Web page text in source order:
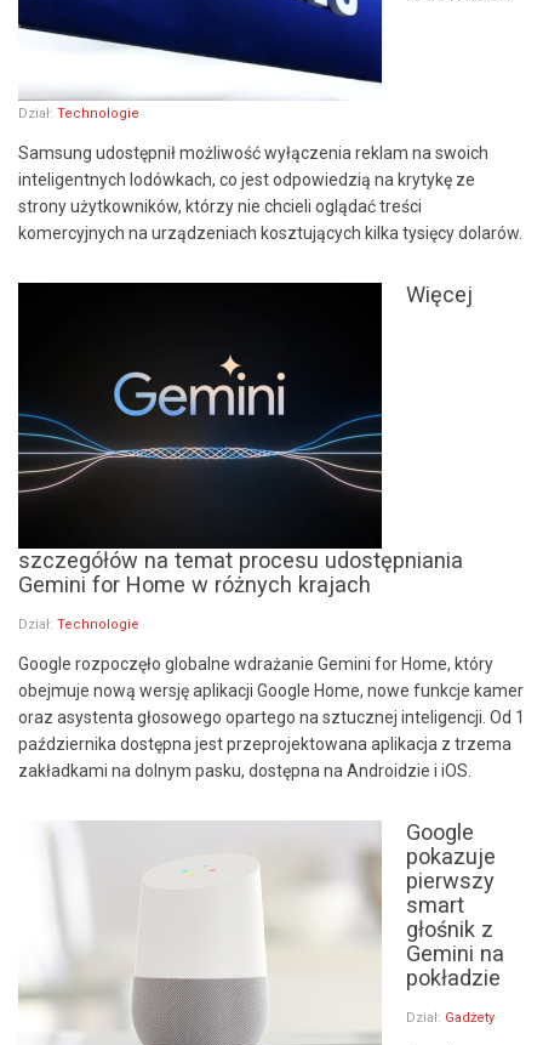
Dział: Technologie
Samsung udostępnił możliwość wyłączenia reklam na swoich
inteligentnych lodówkach, co jest odpowiedzią na krytykę ze
strony użytkowników, którzy nie chcieli oglądać treści
komercyjnych na urządzeniach kosztujących kilka tysięcy dolarów.
Więcej
szczegółów na temat procesu udostępniania
Gemini for Home w różnych krajach
Dział: Technologie
Google rozpoczęło globalne wdrażanie Gemini for Home, który
obejmuje nową wersję aplikacji Google Home, nowe funkcje kamer
oraz asystenta głosowego opartego na sztucznej inteligencji. Od 1
października dostępna jest przeprojektowana aplikacja z trzema
zakładkami na dolnym pasku, dostępna na Androidzie i iOS.
Google
pokazuje
pierwszy
smart
głośnik z
Gemini na
pokładzie
Dział: Gadżety